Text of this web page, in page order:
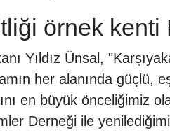
örnek kenti
Yıldız Ünsal,
her alanında güçlü,
en büyük önceliğimiz
Derneği ile